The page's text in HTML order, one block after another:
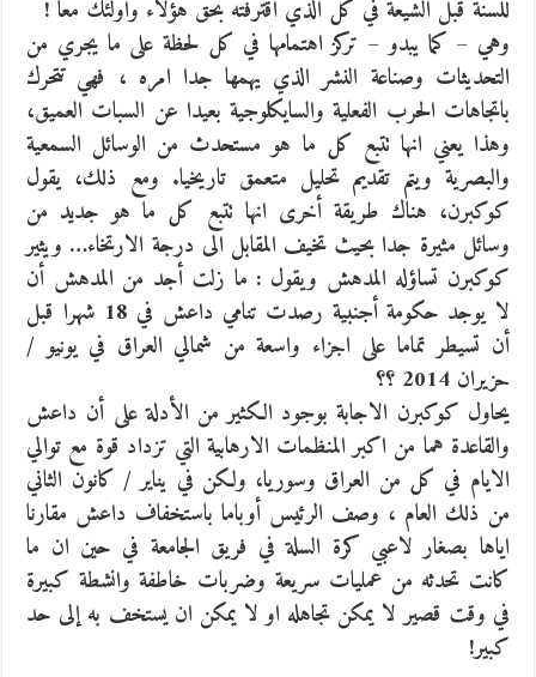
للسنّة قبل الشيعة في كل الذي اقترفته بحق هؤلاء واولئك معا !
وهي – كما يبدو – تركز اهتمامها في كل لحظة على ما يجري من
التحديثات وصناعة النشر الذي يهمها جدا امره ، فهي تتحرك
باتجاهات الحرب الفعلية والسايكلوجية بعيدا عن السبات العميق،
وهذا يعني انها تتبع كل ما هو مستحدث من الوسائل السمعية
والبصرية ويتم تقديم تحليل متعمق تاريخيا. ومع ذلك، يقول
كوكبرن، هناك طريقة أخرى انها تتبع كل ما هو جديد من
وسائل مثيرة جدا بحيث تخيف المقابل الى درجة الارتخاء… ويثير
كوكبرن تساؤله المدهش ويقول : ما زلت أجد من المدهش أن
لا يوجد حكومة أجنبية رصدت تنامي داعش في 18 شهرا قبل
أن تسيطر تماما على اجزاء واسعة من شمالي العراق في يونيو /
حزيران 2014 ؟؟
يحاول كوكبرن الاجابة بوجود الكثير من الأدلة على أن داعش
والقاعدة هما من اكبر المنظمات الارهابية التي تزداد قوة مع توالي
الايام في كل من العراق وسوريا، ولكن في يناير / كانون الثاني
من ذلك العام ، وصف الرئيس أوباما باستخفاف داعش مقارنا
اياها بصغار لاعبي كرة السلة في فريق الجامعة في حين ان ما
كانت تحدثه من عمليات سريعة وضربات خاطفة وانشطة كبيرة
في وقت قصير لا يمكن تجاهله او لا يمكن ان يستخف به إلى حد
كبير!